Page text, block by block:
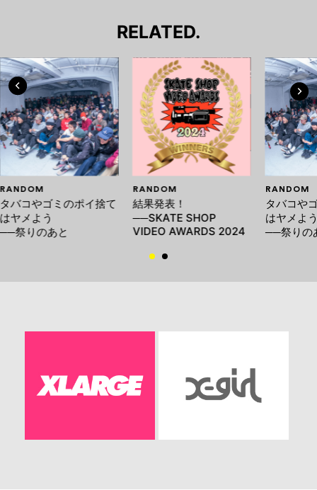
RELATED.
RANDOM
タバコやゴミのポイ捨て
はヤメよう
──祭りのあと
RANDOM
結果発表！
──SKATE SHOP
VIDEO AWARDS 2024
RANDOM
タバコや
はヤメよ
──祭りの